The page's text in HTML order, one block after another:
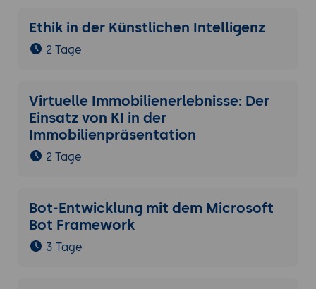
Ethik in der Künstlichen Intelligenz
2 Tage
Virtuelle Immobilienerlebnisse: Der
Einsatz von KI in der
Immobilienpräsentation
2 Tage
Bot-Entwicklung mit dem Microsoft
Bot Framework
3 Tage